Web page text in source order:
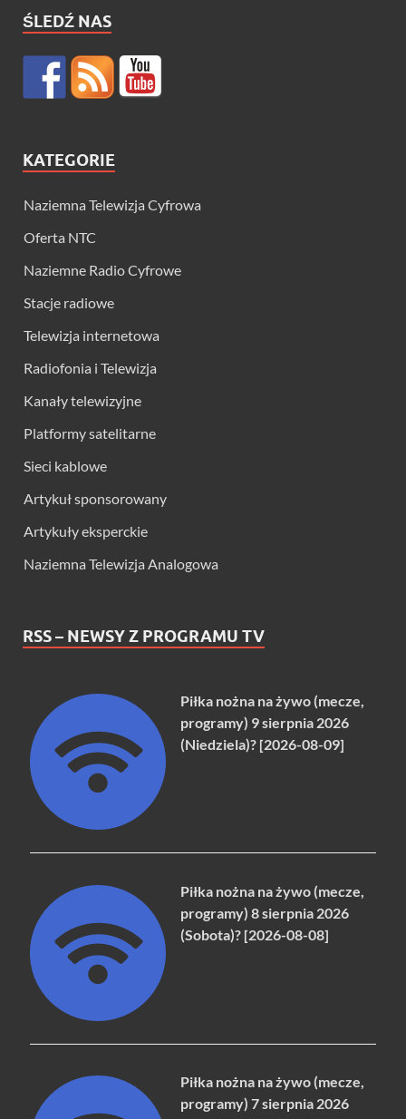
ŚLEDŹ NAS
KATEGORIE
Naziemna Telewizja Cyfrowa
Oferta NTC
Naziemne Radio Cyfrowe
Stacje radiowe
Telewizja internetowa
Radiofonia i Telewizja
Kanały telewizyjne
Platformy satelitarne
Sieci kablowe
Artykuł sponsorowany
Artykuły eksperckie
Naziemna Telewizja Analogowa
RSS – NEWSY Z PROGRAMU TV
Piłka nożna na żywo (mecze,
programy) 9 sierpnia 2026
(Niedziela)? [2026-08-09]
Piłka nożna na żywo (mecze,
programy) 8 sierpnia 2026
(Sobota)? [2026-08-08]
Piłka nożna na żywo (mecze,
programy) 7 sierpnia 2026